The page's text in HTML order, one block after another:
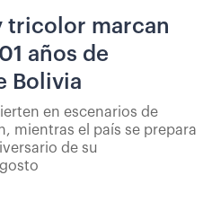
tricolor marcan
años de
Bolivia
en escenarios de
mientras el país se prepara
de su